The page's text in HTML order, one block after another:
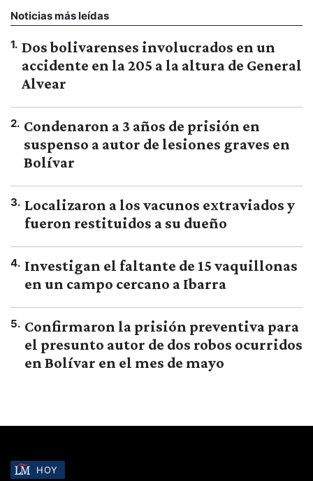
Noticias más leídas
1. Dos bolivarenses involucrados en un
accidente en la 205 a la altura de General
Alvear
2. Condenaron a 3 años de prisión en
suspenso a autor de lesiones graves en
Bolívar
3. Localizaron a los vacunos extraviados y
fueron restituidos a su dueño
4. Investigan el faltante de 15 vaquillonas
en un campo cercano a Ibarra
5. Confirmaron la prisión preventiva para
el presunto autor de dos robos ocurridos
en Bolívar en el mes de mayo
HOY